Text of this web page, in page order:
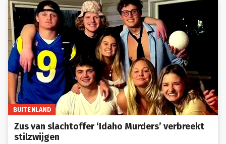
BUITENLAND
Zus van slachtoffer ‘Idaho Murders’ verbreekt
stilzwijgen